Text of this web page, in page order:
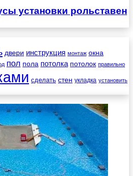
установки рольставен
двери инструкция монтаж окна
пол пола потолка потолок правильно
сделать стен укладка установить